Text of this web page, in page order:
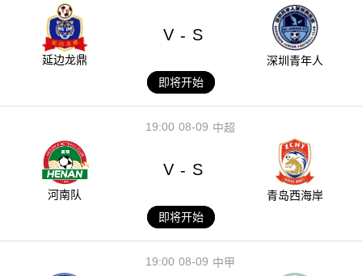
延边龙鼎
V - S
深圳青年人
即将开始
08-09
19:00 中超
河南队
V - S
青岛西海岸
即将开始
08-09
19:00 中甲